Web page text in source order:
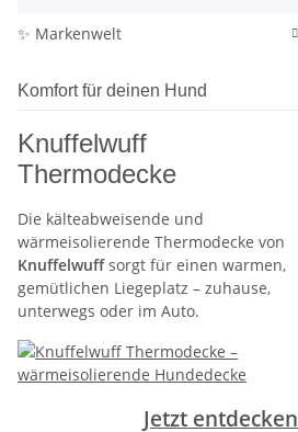
✨ Markenwelt
Komfort für deinen Hund
Knuffelwuff
Thermodecke
Die kälteabweisende und
wärmeisolierende Thermodecke von
Knuffelwuffsorgt für einen warmen,
gemütlichen Liegeplatz – zuhause,
unterwegs oder im Auto.
Jetzt entdecken